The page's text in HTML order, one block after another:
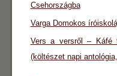
Csehországba
Varga Domokos
Vers a versről – Káfé
(költészet napi